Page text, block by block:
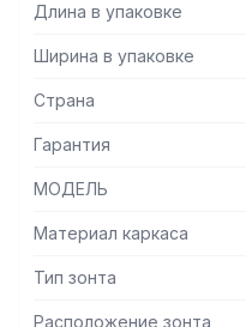
Длина в упаковке
Ширина в упаковке
Страна
Гарантия
МОДЕЛЬ
Материал каркаса
Тип зонта
Расположение зонта